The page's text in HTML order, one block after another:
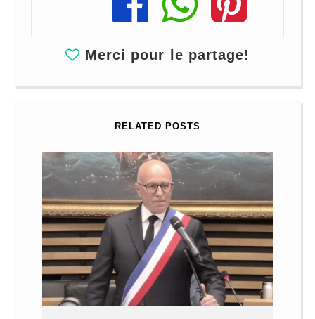
Merci pour le partage!
RELATED POSTS